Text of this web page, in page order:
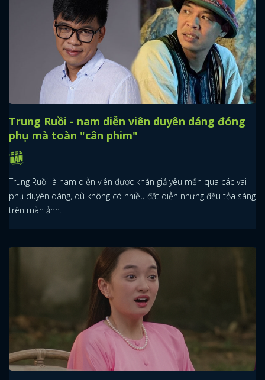
Trung Ruồi - nam diễn viên duyên dáng đóng
phụ mà toàn "cân phim"
Trung Ruồi là nam diễn viên được khán giả yêu mến qua các vai
phụ duyên dáng, dù không có nhiều đất diễn nhưng đều tỏa sáng
trên màn ảnh.